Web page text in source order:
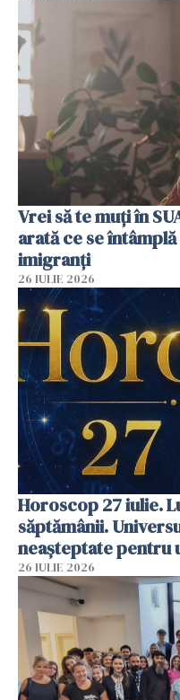
Vrei să te muți în
arată ce se
imigranți
26 IULIE 2026
Horoscop 27 iulie.
săptămânii.
neașteptate pentru
26 IULIE 2026